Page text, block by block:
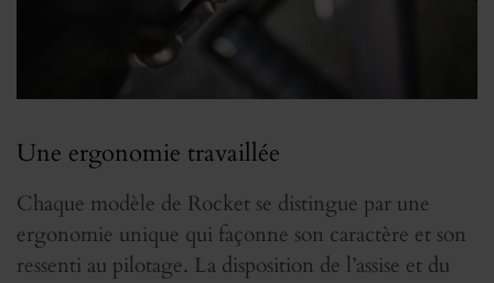
Une ergonomie travaillée
Chaque modèle de Rocket se distingue par une
ergonomie unique qui façonne son caractère et son
ressenti au pilotage. La disposition de l’assise et du